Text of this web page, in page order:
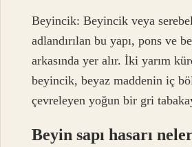
Beyincik: Beyincik veya
adlandırılan bu yapı, pons ve
arkasında yer alır. İki yarım
beyincik, beyaz maddenin iç
çevreleyen yoğun bir gri
Beyin sapı hasarı